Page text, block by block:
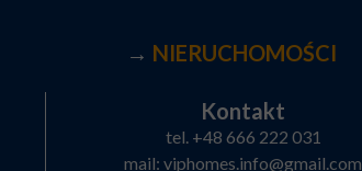
Kontakt
tel. +48 666 222 031
mail: viphomes.info@gmail.com
→ NIERUCHOMOŚCI